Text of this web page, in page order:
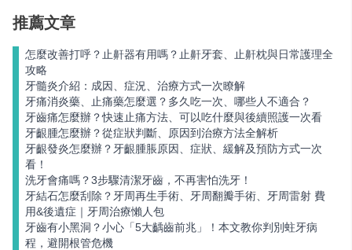
推薦文章
怎麼改善打呼？止鼾器有用嗎？止鼾牙套、止鼾枕與日常護理全
攻略
牙髓炎介紹：成因、症況、治療方式一次瞭解
牙痛消炎藥、止痛藥怎麼選？多久吃一次、哪些人不適合？
牙齒痛怎麼辦？快速止痛方法、可以吃什麼與後續照護一次看
牙齦腫怎麼辦？從症狀判斷、原因到治療方法全解析
牙齦發炎怎麼辦？牙齦腫脹原因、症狀、緩解及預防方式一次
看！
洗牙會痛嗎？3步驟清潔牙齒，不再害怕洗牙！
牙結石怎麼刮除？牙周再生手術、牙周翻瓣手術、牙周雷射 費
用&後遺症｜牙周治療懶人包
牙齒有小黑洞？小心「5大齲齒前兆」！本文教你判別蛀牙病
程，避開根管危機